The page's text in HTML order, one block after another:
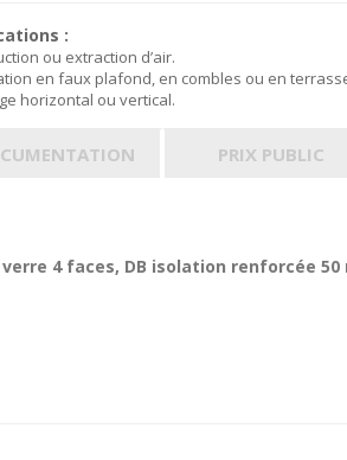
:
ou extraction d’air.
en faux plafond, en combles ou en
horizontal ou vertical.
PRIX PUBLIC
4 faces, DB isolation renforcée